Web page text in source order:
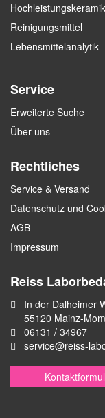
Hochleistungskeramik
Reinigungsmittel
Lebensmittelanalytik
Service
Erweiterte Suche
Über uns
Rechtliches
Service & Versand
Datenschutz und
AGB
Impressum
Reiss
In der Dalheimer
55120 Mainz-
06131 / 34967
service@reiss-